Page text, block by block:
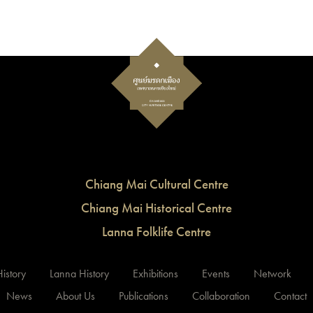
Chiang Mai Cultural Centre
Chiang Mai Historical Centre
Lanna Folklife Centre
Lanna History Exhibitions Events Network
News
About Us Publications Collaboration Contact